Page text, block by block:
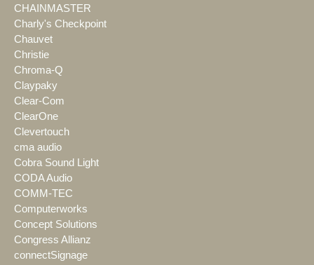
CHAINMASTER
Charly's Checkpoint
Chauvet
Christie
Chroma-Q
Claypaky
Clear-Com
ClearOne
Clevertouch
cma audio
Cobra Sound Light
CODA Audio
COMM-TEC
Computerworks
Concept Solutions
Congress Allianz
connectSignage